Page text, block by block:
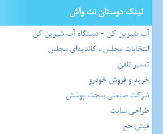
لینک دوستان نت واش
آب شیرین کن - دستگاه آب شیرین کن
انتخابات مجلس ، کاندیدای مجلس
تعمیر تلفن
خرید و فروش خودرو
شرکت صنعتی سخت پوشش
طراحی سایت
فیش حج